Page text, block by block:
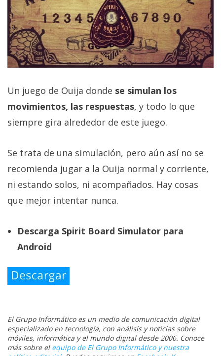
Un juego de Ouija donde se simulan los
movimientos, las respuestas, y todo lo que
siempre gira alrededor de este juego.
Se trata de una simulación, pero aún así no se
recomienda jugar a la Ouija normal y corriente,
ni estando solos, ni acompañados. Hay cosas
que mejor intentar nunca.
Descarga Spirit Board Simulator para
Android
El Grupo Informático es un medio de comunicación digital
especializado en tecnología, con análisis y noticias sobre
móviles, informática y el mundo digital desde 2006. Conoce
más sobre el equipo de El Grupo Informático y nuestra